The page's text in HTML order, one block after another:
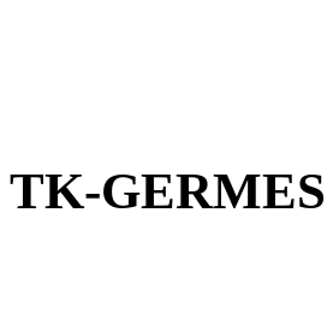
TK-GERMES